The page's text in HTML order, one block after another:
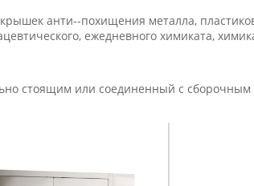
анти--похищения металла,
ежедневного химиката,
стоящим или соединенный с